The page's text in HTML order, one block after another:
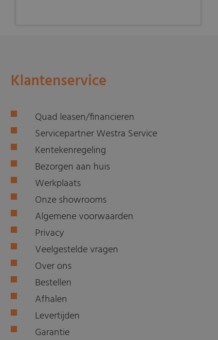
Klantenservice
Quad leasen/financieren
Servicepartner Westra Service
Kentekenregeling
Bezorgen aan huis
Werkplaats
Onze showrooms
Algemene voorwaarden
Privacy
Veelgestelde vragen
Over ons
Bestellen
Afhalen
Levertijden
Garantie